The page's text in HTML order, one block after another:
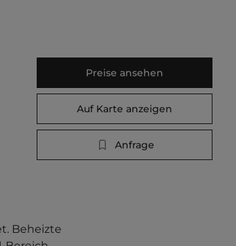
Preise ansehen
Auf Karte anzeigen
Anfrage
Beheizte